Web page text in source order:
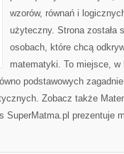
wzorów, równań i
użyteczny. Strona została
osobach, które chcą
matematyki. To miejsce,
podstawowych
Zobacz także
SuperMatma.pl prezentuje